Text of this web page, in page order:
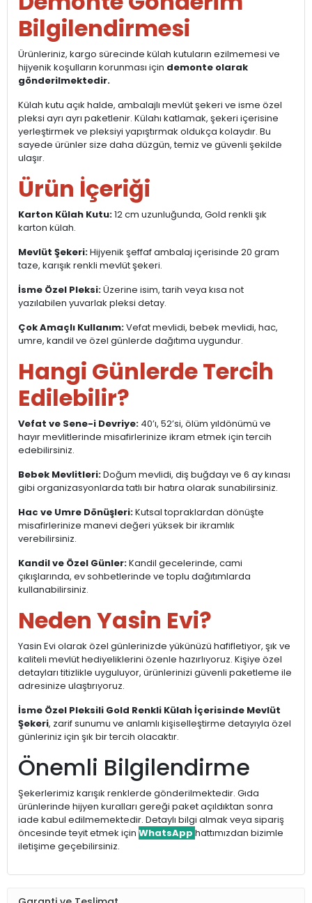
Bilgilendirmesi
Ürünleriniz, kargo sürecinde külah kutuların ezilmemesi ve
hijyenik koşulların korunması için demonte olarak
gönderilmektedir.
Külah kutu açık halde, ambalajlı mevlüt şekeri ve isme özel
pleksi ayrı ayrı paketlenir. Külahı katlamak, şekeri içerisine
yerleştirmek ve pleksiyi yapıştırmak oldukça kolaydır. Bu
sayede ürünler size daha düzgün, temiz ve güvenli şekilde
ulaşır.
Ürün İçeriği
Karton Külah Kutu:12 cm uzunluğunda, Gold renkli şık
karton külah.
Mevlüt Şekeri:Hijyenik şeffaf ambalaj içerisinde 20 gram
taze, karışık renkli mevlüt şekeri.
İsme Özel Pleksi:Üzerine isim, tarih veya kısa not
yazılabilen yuvarlak pleksi detay.
Çok Amaçlı Kullanım:Vefat mevlidi, bebek mevlidi, hac,
umre, kandil ve özel günlerde dağıtıma uygundur.
Hangi Günlerde Tercih
Edilebilir?
Vefat ve Sene-i Devriye: 40’ı, 52’si, ölüm yıldönümü ve
hayır mevlitlerinde misafirlerinize ikram etmek için tercih
edebilirsiniz.
Bebek Mevlitleri:Doğum mevlidi, diş buğdayı ve 6 ay kınası
gibi organizasyonlarda tatlı bir hatıra olarak sunabilirsiniz.
Hac ve Umre Dönüşleri:Kutsal topraklardan dönüşte
misafirlerinize manevi değeri yüksek bir ikramlık
verebilirsiniz.
Kandil ve Özel Günler:Kandil gecelerinde, cami
çıkışlarında, ev sohbetlerinde ve toplu dağıtımlarda
kullanabilirsiniz.
Neden Yasin Evi?
Yasin Evi olarak özel günlerinizde yükünüzü hafifletiyor, şık ve
kaliteli mevlüt hediyeliklerini özenle hazırlıyoruz. Kişiye özel
detayları titizlikle uyguluyor, ürünlerinizi güvenli paketleme ile
adresinize ulaştırıyoruz.
İsme Özel Pleksili Gold Renkli Külah İçerisinde Mevlüt
Şekeri, zarif sunumu ve anlamlı kişiselleştirme detayıyla özel
günleriniz için şık bir tercih olacaktır.
Önemli Bilgilendirme
Şekerlerimiz karışık renklerde gönderilmektedir. Gıda
ürünlerinde hijyen kuralları gereği paket açıldıktan sonra
iade kabul edilmemektedir. Detaylı bilgi almak veya sipariş
öncesinde teyit etmek için WhatsApp hattımızdan bizimle
iletişime geçebilirsiniz.